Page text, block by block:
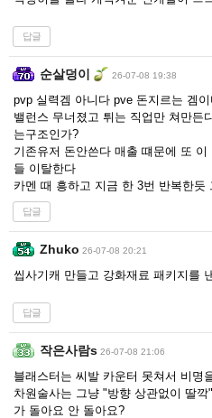
답글
순살덩이 26-07-08 19:38
pvp 실력겜 아니다 pve 돈지르는 겜
밸런스 무너졌고 튀는 직업만 쳐만든
는구조인가?
기존유저 돈안쓴다 매출 떄문에 또
들 이탈한다
카멘 때 흥하고 지금 한 3번 반복한듯
답글
Zhuko 26-07-08 20:21
씹사기캐 만들고 강화재료 패키지를
답글
작은사람s 26-07-08 21:06
블래스터는 씨발 카운터 못쳐서 비명
차원술사는 그냥 "방향 상관없이 딸
가 돌아요 안 돌아요?